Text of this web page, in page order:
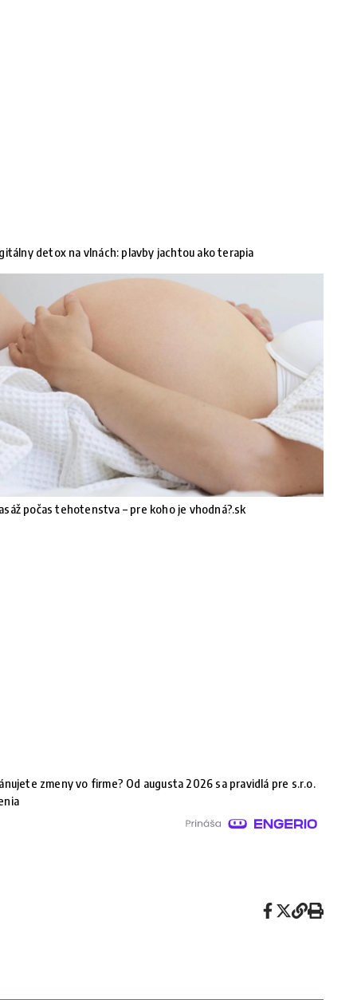
detox na vlnách: plavby jachtou ako terapia
počas tehotenstva – pre koho je vhodná?.sk
zmeny vo firme? Od augusta 2026 sa pravidlá pre s.r.o.